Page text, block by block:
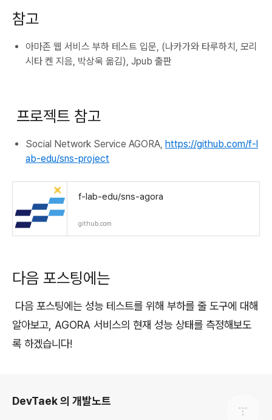
참고
아마존 웹 서비스 부하 테스트 입문, (나카가와 타루하치, 모리
시타 켄 지음, 박상욱 옮김), Jpub 출판
프로젝트 참고
Social Network Service AGORA, https://github.com/f-l
ab-edu/sns-project
f-lab-edu/sns-agora
github.com
다음 포스팅에는
다음 포스팅에는 성능 테스트를 위해 부하를 줄 도구에 대해
알아보고, AGORA 서비스의 현재 성능 상태를 측정해보도
록 하겠습니다!
DevTaek 의 개발노트